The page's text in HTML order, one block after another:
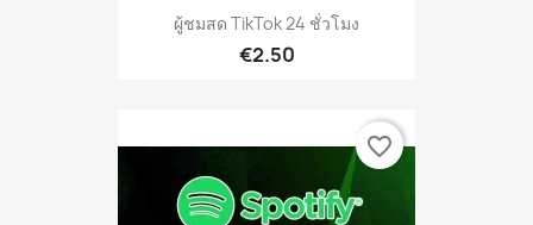
ผู้ชมสด TikTok 24 ชั่วโมง
€2.50
favorite_border